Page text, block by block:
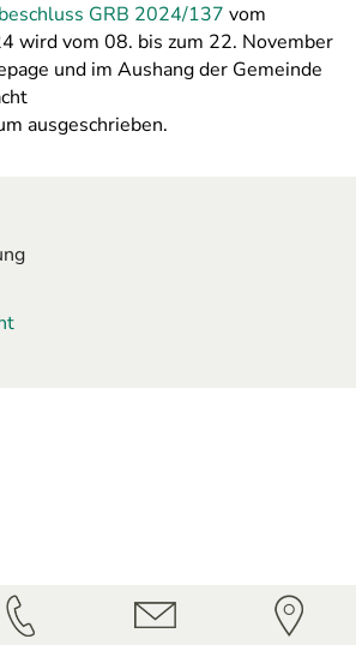
GRB 2024/137 vom
wird vom 08. bis zum 22. November
und im Aushang der Gemeinde
ausgeschrieben.